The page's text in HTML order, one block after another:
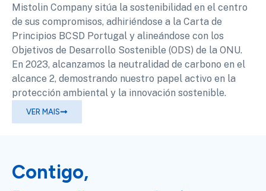
Mistolin Company sitúa la sostenibilidad en el centro
de sus compromisos, adhiriéndose a la Carta de
Principios BCSD Portugal y alineándose con los
Objetivos de Desarrollo Sostenible (ODS) de la ONU.
En 2023, alcanzamos la neutralidad de carbono en el
alcance 2, demostrando nuestro papel activo en la
protección ambiental y la innovación sostenible.
VER MAIS
Contigo,